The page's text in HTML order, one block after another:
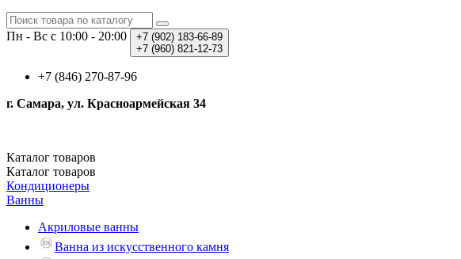
Пн - Вс с 10:00 - 20:00 +7 (902) 183-66-89
+7 (960) 821-12-73
+7 (846) 270-87-96
г. Самара, ул. Красноармейская 34
Каталог товаров
Каталог товаров
Кондиционеры
Ванны
Акриловые ванны
Ванна из искусственного камня